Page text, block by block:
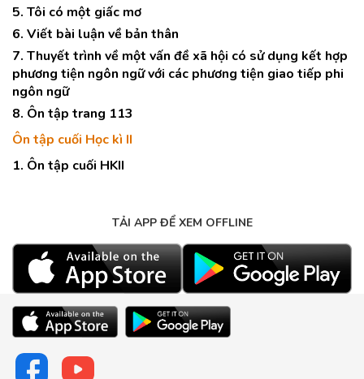
5. Tôi có một giấc mơ
6. Viết bài luận về bản thân
7. Thuyết trình về một vấn đề xã hội có sử dụng kết hợp
phương tiện ngôn ngữ với các phương tiện giao tiếp phi
ngôn ngữ
8. Ôn tập trang 113
Ôn tập cuối Học kì II
1. Ôn tập cuối HKII
TẢI APP ĐỂ XEM OFFLINE